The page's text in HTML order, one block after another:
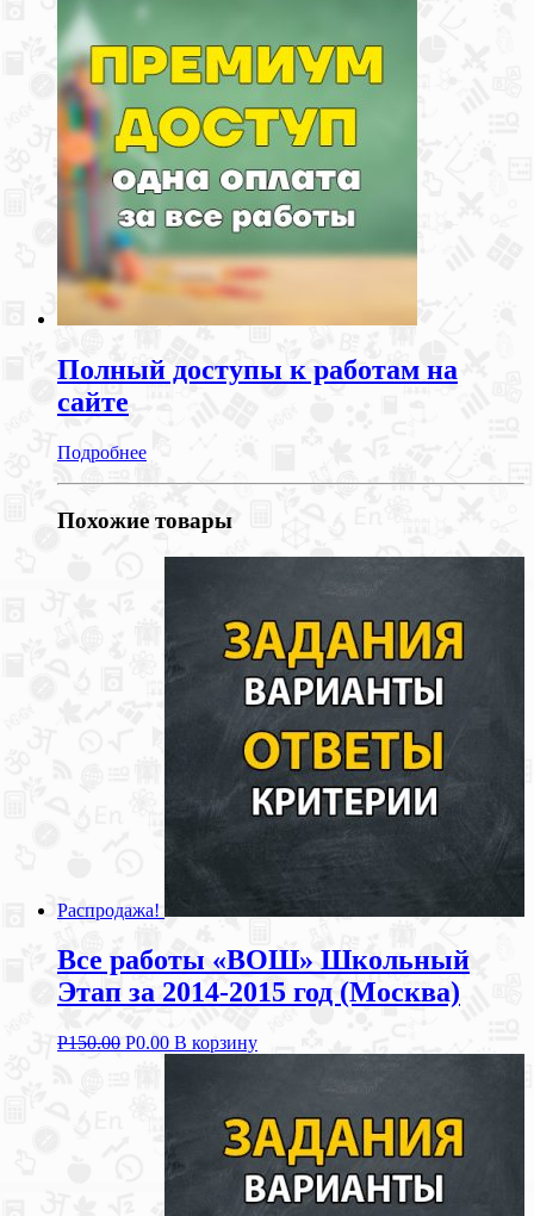
Полный доступы к работам на
сайте
Подробнее
Похожие товары
Распродажа!
Все работы «ВОШ» Школьный
Этап за 2014-2015 год (Москва)
Р150.00 Р0.00 В корзину